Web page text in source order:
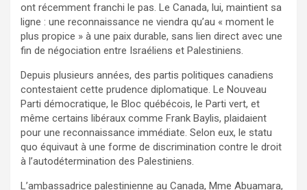
ont récemment franchi le pas. Le Canada, lui, maintient sa
ligne : une reconnaissance ne viendra qu’au « moment le
plus propice » à une paix durable, sans lien direct avec une
fin de négociation entre Israéliens et Palestiniens.
Depuis plusieurs années, des partis politiques canadiens
contestaient cette prudence diplomatique. Le Nouveau
Parti démocratique, le Bloc québécois, le Parti vert, et
même certains libéraux comme Frank Baylis, plaidaient
pour une reconnaissance immédiate. Selon eux, le statu
quo équivaut à une forme de discrimination contre le droit
à l’autodétermination des Palestiniens.
L’ambassadrice palestinienne au Canada, Mme Abuamara,